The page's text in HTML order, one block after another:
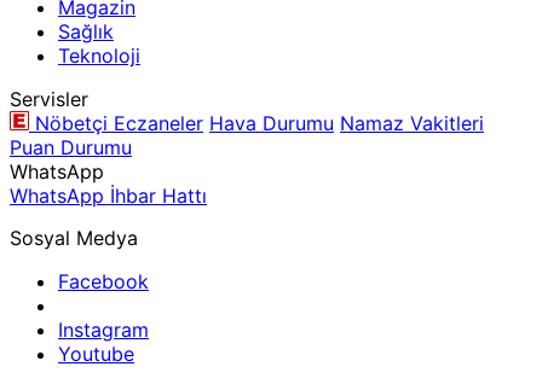
Magazin
Sağlık
Teknoloji
Servisler
Nöbetçi Eczaneler Hava Durumu Namaz Vakitleri
Puan Durumu
WhatsApp
WhatsApp İhbar Hattı
Sosyal Medya
Facebook
Instagram
Youtube